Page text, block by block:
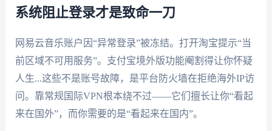
系统阻止登录才是致命一刀
网易云音乐账户因“异常登录”被冻结。打开淘宝提示“当
前区域不可用服务”。支付宝境外版功能阉割得让你怀疑
人生...这些不是账号故障，是平台防火墙在拒绝海外IP访
问。靠常规国际VPN根本绕不过——它们擅长让你“看起
来在国外”，而你需要的是“看起来在国内”。